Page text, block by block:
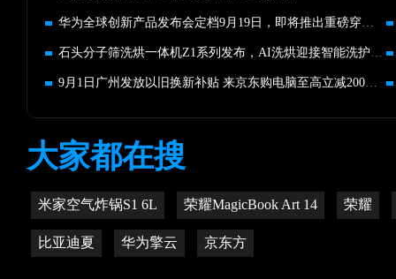
华为全球创新产品发布会定档9月19日，即将推出重磅穿戴新品
石头分子筛洗烘一体机Z1系列发布，AI洗烘迎接智能洗护时代
9月1日广州发放以旧换新补贴 来京东购电脑至高立减2000元
大家都在搜
米家空气炸锅S1 6L 荣耀MagicBook Art 14 荣耀
比亚迪夏 华为擎云 京东方